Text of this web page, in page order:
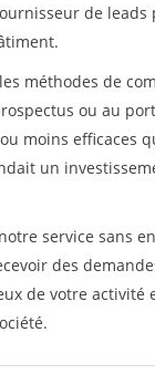
de leads
méthodes de
ou au
moins efficaces
un
service sans
des
de votre activité